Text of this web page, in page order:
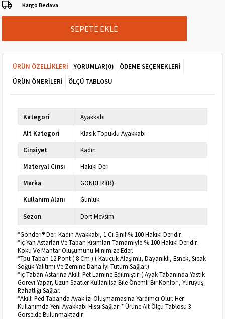
Kargo Bedava
ÜRÜN ÖZELLIKLERI YORUMLAR(0)
ÖDEME SEÇENEKLERI
ÜRÜN ÖNERILERI
ÖLÇÜ TABLOSU
Kategori
Ayakkabı
Alt Kategori
Klasik Topuklu Ayakkabı
Cinsiyet
Kadın
Materyal Cinsi
Hakiki Deri
Marka
GÖNDERİ(R)
Kullanım Alanı
Günlük
Sezon
Dört Mevsim
*Gönderi® Deri Kadın Ayakkabı, 1.Ci Sınıf % 100 Hakiki Deridir.
*İç Yan Astarları Ve Taban Kısımları Tamamiyle % 100 Hakiki Deridir.
Koku Ve Mantar Oluşumunu Minimize Eder.
*Tpu Taban 12 Pont ( 8 Cm ) ( Kauçuk Alaşımlı, Dayanıklı, Esnek, Sıcak
Soğuk Yalıtımı Ve Zemine Daha İyi Tutum Sağlar.)
*İç Taban Astarına Akıllı Pet Lamine Edilmiştir. ( Ayak Tabanında Yastık
Görevi Yapar, Uzun Saatler Kullanılsa Bile Önemli Bir Konfor , Yürüyüş
Rahatlığı Sağlar.
*Akıllı Ped Tabanda Ayak İzi Oluşmamasına Yardımcı Olur. Her
Kullanımda Yeni Ayakkabı Hissi Sağlar. * Ürüne Ait Ölçü Tablosu 3.
Görselde Bulunmaktadır.